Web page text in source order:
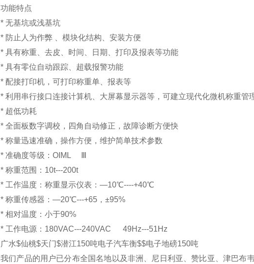
功能特点
* 无基坑或浅基坑
* 防止人为作弊 、模块化结构、安装方便
* 具有称重、去皮、时间、日期、打印及报表等功能
* 具有零位自动跟踪、超载报警功能
* 配接打印机，可打印称重单、报表等
* 利用串行接口连接计算机、大屏幕显示器等，可建立现代化微机
* 超低功耗
* 全面板数字调校，四角自动修正，故障诊断方便快
* 称量迅速准确，操作方便，维护简单技术参数
* 准确度等级：OIML Ⅲ
* 称重范围：10t---200t
* 工作温度：称重显示仪表：—10℃----+40℃
* 称重传感器：—20℃---+65，±95%
* 相对温度：小于90%
* 工作电源：180VAC---240VAC 49Hz---51Hz
广水$仙桃$天门$潜江150吨电子汽车衡$$电子地磅150吨
我们产品的用户已分布全国名地以及非洲、尼日利亚、赞比亚、津巴布